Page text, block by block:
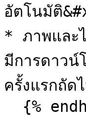
อัตโนมัติ
* ภาพและ
มีการดาวน์
ครั้งแรกถั